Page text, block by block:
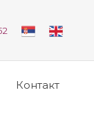
Контакт